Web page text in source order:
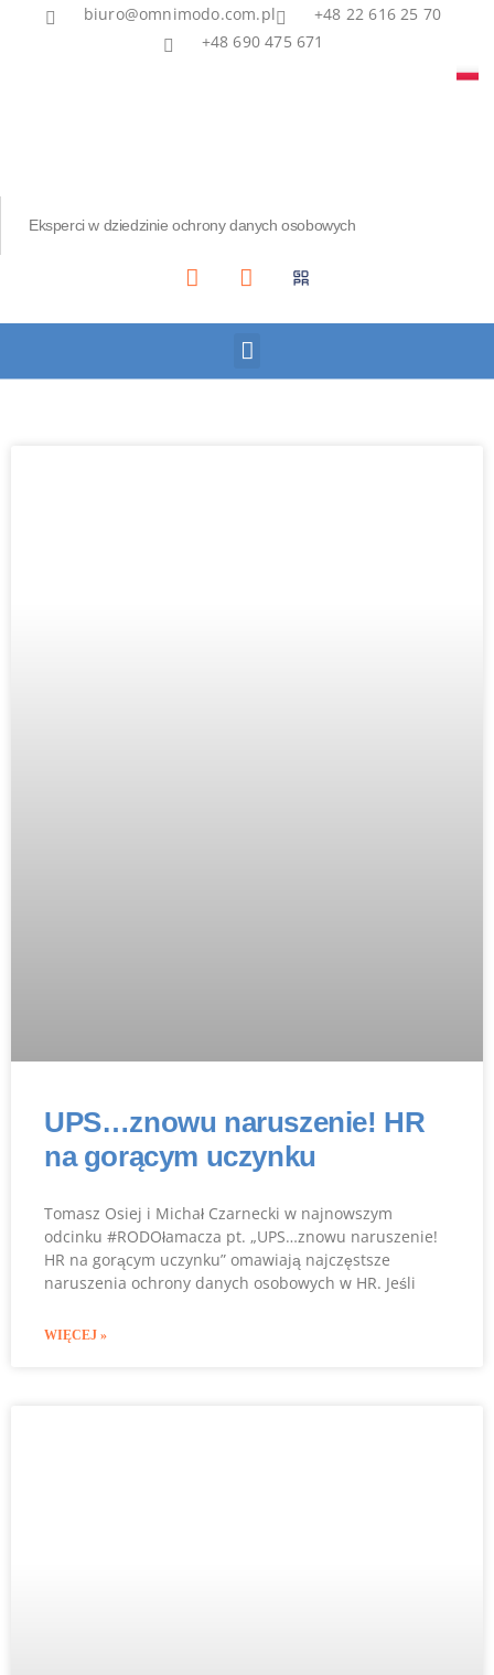
biuro@omnimodo.com.pl
+48 22 616 25 70
+48 690 475 671
Eksperci w dziedzinie ochrony danych osobowych
UPS…znowu naruszenie! HR
na gorącym uczynku
Tomasz Osiej i Michał Czarnecki w najnowszym
odcinku #RODOłamacza pt. „UPS…znowu naruszenie!
HR na gorącym uczynku” omawiają najczęstsze
naruszenia ochrony danych osobowych w HR. Jeśli
WIĘCEJ »